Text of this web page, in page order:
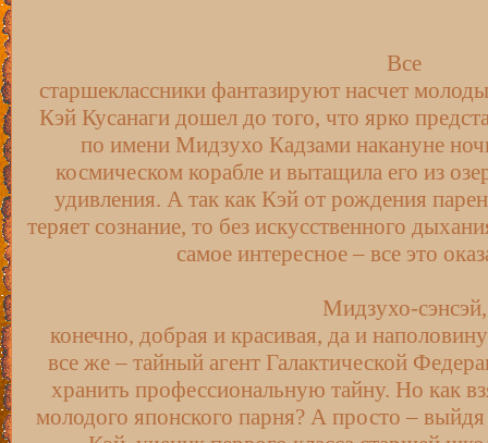
Все
старшеклассники фантазируют насчет
Кэй Кусанаги дошел до того, что ярко
по имени Мидзухо Кадзами накануне
космическом корабле и вытащила его из
удивления. А так как Кэй от рождения
теряет сознание, то без искусственного
самое интересное – все это
Мидзухо-сэнсэй,
конечно, добрая и красивая, да и
все же – тайный агент Галактической
хранить профессиональную тайну. Но как
молодого японского парня? А просто –